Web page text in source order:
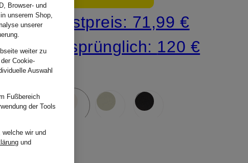
Bestpreis: 71,99 €
Ursprünglich: 120 €
Browser- und
unserem Shop,
unserer
weiter zu
Cookie-
Auswahl
Fußbereich
der Tools
wir und
und